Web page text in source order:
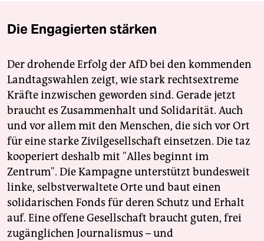
Die Engagierten stärken
Der drohende Erfolg der AfD bei den kommenden
Landtagswahlen zeigt, wie stark rechtsextreme
Kräfte inzwischen geworden sind. Gerade jetzt
braucht es Zusammenhalt und Solidarität. Auch
und vor allem mit den Menschen, die sich vor Ort
für eine starke Zivilgesellschaft einsetzen. Die taz
kooperiert deshalb mit "Alles beginnt im
Zentrum". Die Kampagne unterstützt bundesweit
linke, selbstverwaltete Orte und baut einen
solidarischen Fonds für deren Schutz und Erhalt
auf. Eine offene Gesellschaft braucht guten, frei
zugänglichen Journalismus – und